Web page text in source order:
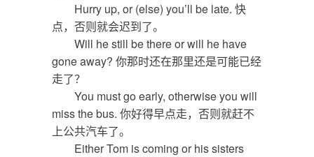
Hurry up, or (else) you’ll be late. 快
点，否则就会迟到了。
Will he still be there or will he have
gone away? 你那时还在那里还是可能已经
走了？
You must go early, otherwise you will
miss the bus. 你好得早点走，否则就赶不
上公共汽车了。
Either Tom is coming or his sisters